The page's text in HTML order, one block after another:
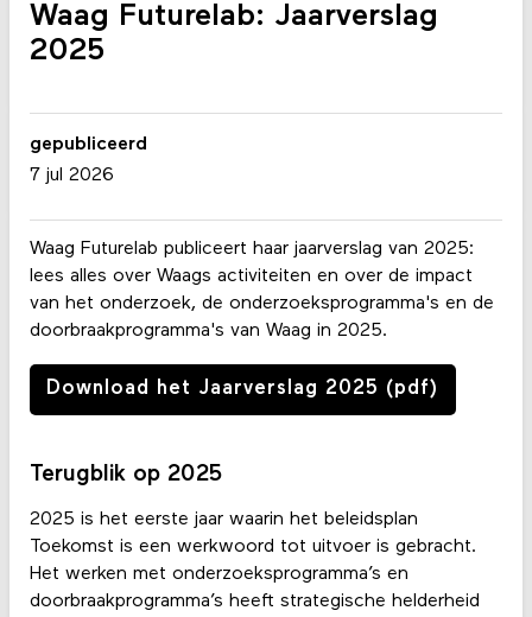
Waag Futurelab: Jaarverslag
2025
Waag Futurelab publiceert haar jaarverslag van 2025:
lees alles over Waags activiteiten en over de impact
van het onderzoek, de onderzoeksprogramma's en de
doorbraakprogramma's van Waag in 2025.
Download het Jaarverslag 2025 (pdf)
Terugblik op 2025
2025 is het eerste jaar waarin het beleidsplan
Toekomst is een werkwoord tot uitvoer is gebracht.
Het werken met onderzoeksprogramma’s en
doorbraakprogramma’s heeft strategische helderheid
gepubliceerd
7 jul 2026